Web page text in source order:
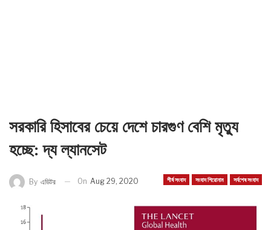
সরকারি হিসাবের চেয়ে দেশে চারগুণ বেশি মৃত্যু
হচ্ছে: দ্য ল্যানসেট
শীর্ষ সংবাদ সংবাদ শিরোনাম সর্বশেষ সংবাদ
By এডিটর On Aug 29, 2020